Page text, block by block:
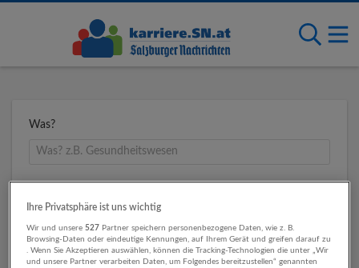
Was?
Umkreis
Ihre Privatsphäre ist uns wichtig
Wir und unsere527 Partner speichern personenbezogene Daten, wie z. B.
Browsing-Daten oder eindeutige Kennungen, auf Ihrem Gerät und greifen darauf zu
. Wenn Sie Akzeptieren auswählen, können die Tracking-Technologien die unter „Wir
und unsere Partner verarbeiten Daten, um Folgendes bereitzustellen“ genannten